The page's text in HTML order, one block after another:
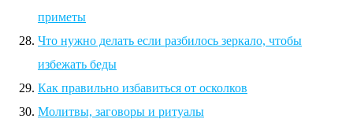
приметы
Что нужно делать если разбилось зеркало, чтобы
избежать беды
Как правильно избавиться от осколков
Молитвы, заговоры и ритуалы